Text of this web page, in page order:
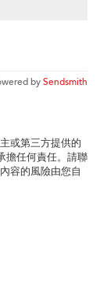
bySendsmith
或第三方提供的
擔任何責任。請聯
容的風險由您自